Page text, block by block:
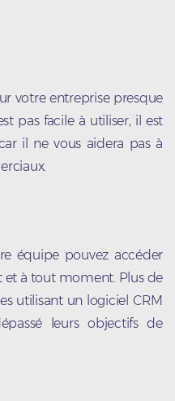
votre entreprise presque
pas facile à utiliser, il est
il ne vous aidera pas à
équipe pouvez accéder
et à tout moment. Plus de
utilisant un logiciel CRM
leurs objectifs de